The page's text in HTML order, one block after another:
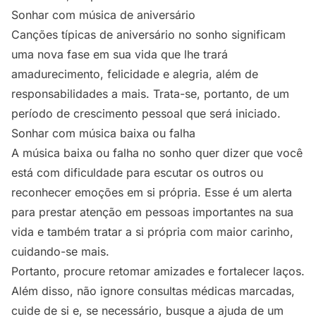
Sonhar com música de aniversário
Canções típicas de aniversário no sonho significam
uma nova fase em sua vida que lhe trará
amadurecimento, felicidade e alegria, além de
responsabilidades a mais. Trata-se, portanto, de um
período de crescimento pessoal que será iniciado.
Sonhar com música baixa ou falha
A música baixa ou falha no sonho quer dizer que você
está com dificuldade para escutar os outros ou
reconhecer emoções em si própria. Esse é um alerta
para prestar atenção em pessoas importantes na sua
vida e também tratar a si própria com maior carinho,
cuidando-se mais.
Portanto, procure retomar amizades e fortalecer laços.
Além disso, não ignore consultas médicas marcadas,
cuide de si e, se necessário, busque a ajuda de um